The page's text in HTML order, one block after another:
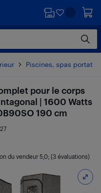
Piscines, spas
pour le corps
| 1600 Watts
190 cm
du vendeur 5,0; (3 évaluations)